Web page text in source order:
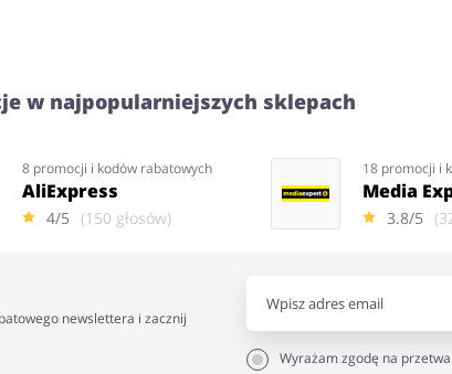
w najpopularniejszych sklepach
8 promocji i kodów rabatowych
AliExpress
4/5 (150 głosów)
18 promocji i
Media
3.8/5
newslettera i zacznij
Wyrażam zgodę na